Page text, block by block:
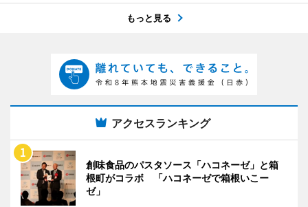
もっと見る
アクセスランキング
創味食品のパスタソース「ハコネーゼ」と箱
根町がコラボ 「ハコネーゼで箱根いこー
ゼ」